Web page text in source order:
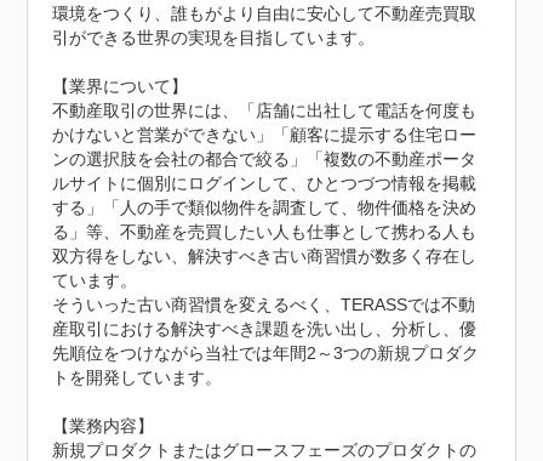
環境をつくり、誰もがより自由に安心して不動産売買取
引ができる世界の実現を目指しています。
【業界について】
不動産取引の世界には、「店舗に出社して電話を何度も
かけないと営業ができない」「顧客に提示する住宅ロー
ンの選択肢を会社の都合で絞る」「複数の不動産ポータ
ルサイトに個別にログインして、ひとつづつ情報を掲載
する」「人の手で類似物件を調査して、物件価格を決め
る」等、不動産を売買したい人も仕事として携わる人も
双方得をしない、解決すべき古い商習慣が数多く存在し
ています。
そういった古い商習慣を変えるべく、TERASSでは不動
産取引における解決すべき課題を洗い出し、分析し、優
先順位をつけながら当社では年間2～3つの新規プロダク
トを開発しています。
【業務内容】
新規プロダクトまたはグロースフェーズのプロダクトの